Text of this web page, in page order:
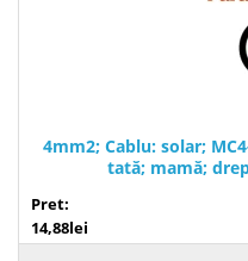
4mm2; Cablu: solar;
tată; mamă;
Pret:
14,88lei